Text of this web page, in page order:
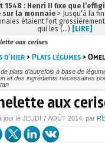
aux cerises
d’hier >Plats légumes >
plats d’autrefois à base de
et des ingrédients nécessaires
aux
jour leJEUDI 7 AOÛT 2014 , par
1548 : Henri II fixe que
sur la monnaie > Jusqu’à la
étaient fort
qui les (…) [LIRE]